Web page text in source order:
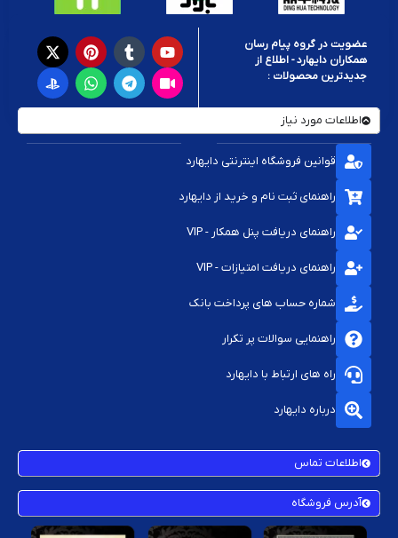
عضویت در گروه پیام رسان
همکاران دایهارد - اطلاع از
جدیدترین محصولات :
اطلاعات مورد نیاز
قوانین فروشگاه اینترنتی دایهارد
راهنمای ثبت نام و خرید از دایهارد
راهنمای دریافت پنل همکار - VIP
راهنمای دریافت امتیازات - VIP
شماره حساب های پرداخت بانک
راهنمایی سوالات پر تکرار
راه های ارتباط با دایهارد
درباره دایهارد
اطلاعات تماس
آدرس فروشگاه